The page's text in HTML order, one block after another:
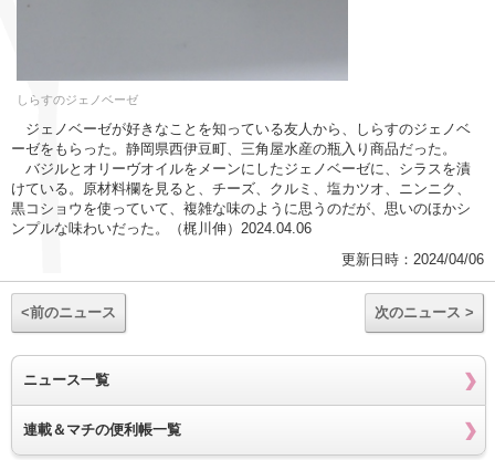
しらすのジェノベーゼ
ジェノベーゼが好きなことを知っている友人から、しらすのジェノベ
ーゼをもらった。静岡県西伊豆町、三角屋水産の瓶入り商品だった。
バジルとオリーヴオイルをメーンにしたジェノベーゼに、シラスを漬
けている。原材料欄を見ると、チーズ、クルミ、塩カツオ、ニンニク、
黒コショウを使っていて、複雑な味のように思うのだが、思いのほかシ
ンプルな味わいだった。（梶川伸）2024.04.06
更新日時：2024/04/06
<前のニュース 次のニュース >
ニュース一覧
連載＆マチの便利帳一覧